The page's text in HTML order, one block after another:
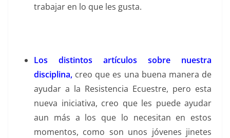
trabajar en lo que les gusta.
Los distintos artículos sobre nuestra
disciplina, creo que es una buena manera de
ayudar a la Resistencia Ecuestre, pero esta
nueva iniciativa, creo que les puede ayudar
aun más a los que lo necesitan en estos
momentos, como son unos jóvenes jinetes